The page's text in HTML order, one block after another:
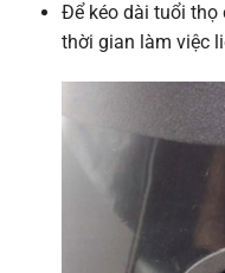
Để kéo dài tuổi thọ
thời gian làm việc